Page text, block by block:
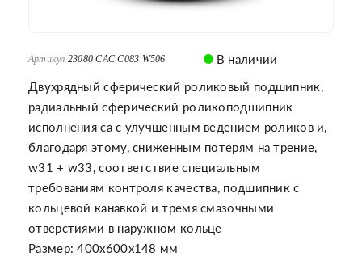
Артикул 23080 CAC C083 W506
В наличии
Двухрядный сферический роликовый подшипник,
радиальный сферический роликоподшипник
исполнения са с улучшенным ведением роликов и,
благодаря этому, сниженным потерям на трение,
w31 + w33, соответствие специальным
требованиям контроля качества, подшипник с
кольцевой канавкой и тремя смазочными
отверстиями в наружном кольце
Размер: 400x600x148 мм